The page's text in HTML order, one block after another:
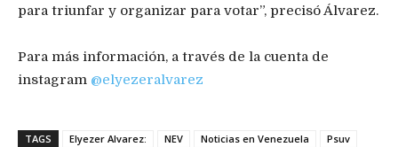
para triunfar y organizar para votar”, precisó Álvarez.
Para más información, a través de la cuenta de
instagram @elyezeralvarez
TAGS Elyezer Alvarez: NEV Noticias en Venezuela Psuv